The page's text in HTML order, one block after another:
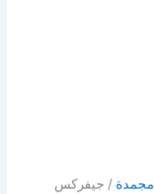
/ جيفركس